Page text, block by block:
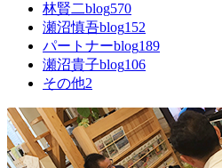
林賢二blog570
瀬沼慎吾blog152
パートナーblog189
瀬沼貴子blog106
その他2